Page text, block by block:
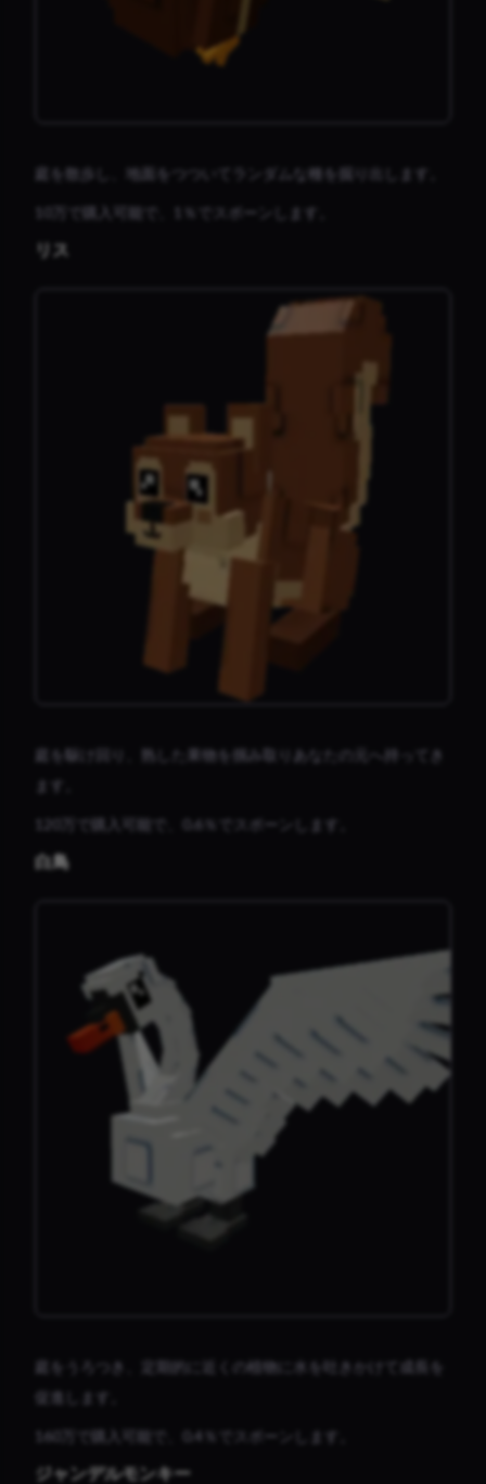
庭を散歩し、地面をつついてランダムな種を掘り出します。
10万で購入可能で、1％でスポーンします。
リス
庭を駆け回り、熟した果物を掴み取りあなたの元へ持ってき
ます。
120万で購入可能で、0.6％でスポーンします。
白鳥
庭をうろつき、定期的に近くの植物に水を吐きかけて成長を
促進します。
160万で購入可能で、0.4％でスポーンします。
ジャンデルモンキー